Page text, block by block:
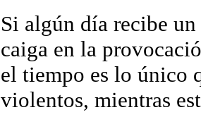
Si algún día recibe
caiga en la
el tiempo es lo único
violentos, mientras